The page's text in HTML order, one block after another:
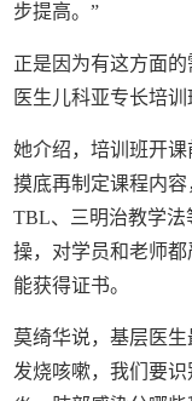
步提高。”
正是因为有这方面
医生儿科亚专长培训
她介绍，培训班开
摸底再制定课程内容
TBL、三明治教学法
操，对学员和老师
能获得证书。
莫绮华说，基层医
发烧咳嗽，我们要